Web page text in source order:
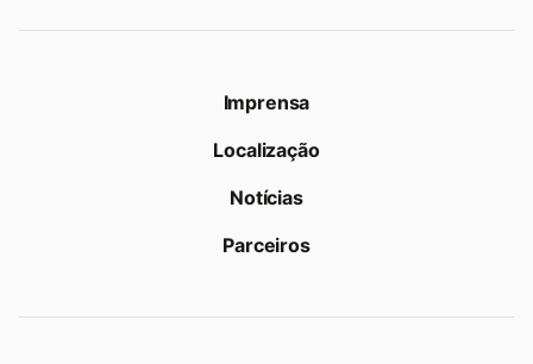
Imprensa
Localização
Notícias
Parceiros